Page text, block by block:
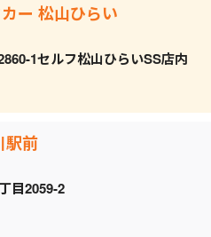
ー 松山ひらい
1セルフ松山ひらいSS店内
駅前
目2059‐2